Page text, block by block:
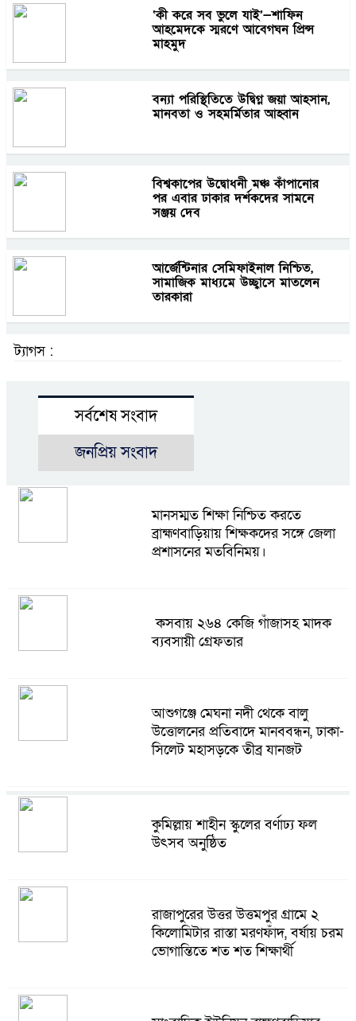
‘কী করে সব ভুলে যাই’—শাফিন
আহমেদকে স্মরণে আবেগঘন প্রিন্স
মাহমুদ
বন্যা পরিস্থিতিতে উদ্বিগ্ন জয়া আহসান,
মানবতা ও সহমর্মিতার আহ্বান
বিশ্বকাপের উদ্বোধনী মঞ্চ কাঁপানোর
পর এবার ঢাকার দর্শকদের সামনে
সঞ্জয় দেব
আর্জেন্টিনার সেমিফাইনাল নিশ্চিত,
সামাজিক মাধ্যমে উচ্ছ্বাসে মাতলেন
তারকারা
ট্যাগস :
সর্বশেষ সংবাদ
জনপ্রিয় সংবাদ
মানসম্মত শিক্ষা নিশ্চিত করতে
ব্রাহ্মণবাড়িয়ায় শিক্ষকদের সঙ্গে জেলা
প্রশাসনের মতবিনিময়।
কসবায় ২৬৪ কেজি গাঁজাসহ মাদক
ব্যবসায়ী গ্রেফতার
আশুগঞ্জে মেঘনা নদী থেকে বালু
উত্তোলনের প্রতিবাদে মানববন্ধন, ঢাকা-
সিলেট মহাসড়কে তীব্র যানজট
ট্রাম্পের অভিবাসন অভিযানে যুক্তরাষ্ট্রে
এক মাসে রেকর্ড ৫১ হাজার আটক
আজই কি বিয়ে রোনালদো-জর্জিনার?
মাদেইরায় জোর গুঞ্জন
কুমিল্লায় শাহীন স্কুলের বর্ণাঢ্য ফল
উৎসব অনুষ্ঠিত
রাজাপুরের উত্তর উত্তমপুর গ্রামে ২
কিলোমিটার রাস্তা মরণফাঁদ, বর্ষায় চরম
ভোগান্তিতে শত শত শিক্ষার্থী